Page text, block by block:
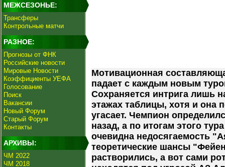
МЕЖСЕЗОНЬЕ:
Трансферы
Контрольные матчи
РАЗНОЕ:
Прогнозы от ФНК
Российские новости
Мировые Новости
Коэффициенты УЕФА
Голосование
Поиск
Вакансии
Новый Форум
Старый Форум
Контакты
АРХИВЫ:
ЧМ 2022
ЧМ 2018
Мотивационная
падает с каждым новым
Сохраняется интрига лишь
этажах таблицы, хотя и она
угасает. Чемпион
назад, а по итогам этого
очевидна недосягаемость
теоретические шансы
растворились, а вот сами